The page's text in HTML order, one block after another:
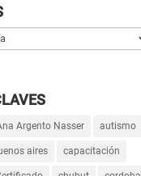
Argento Nasser autismo
aires capacitación